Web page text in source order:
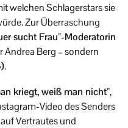
welchen Schlagerstars sie
Zur Überraschung
sucht Frau”-Moderatorin
Berg – sondern
.
kriegt, weiß man nicht”,
Video des Senders
Vertrautes und